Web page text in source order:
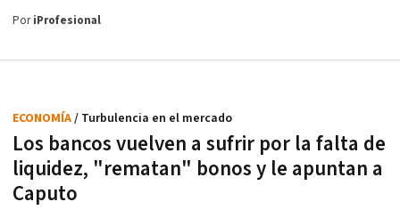
PoriProfesional
Los bancos vuelven a sufrir por la falta de
liquidez, "rematan" bonos y le apuntan a
Caputo
ECONOMÍA/ Turbulencia en el mercado